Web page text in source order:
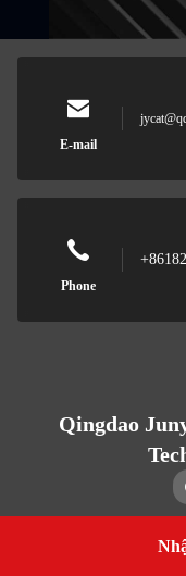
E-mail
Phone
Qingdao
Qingdao Junyao